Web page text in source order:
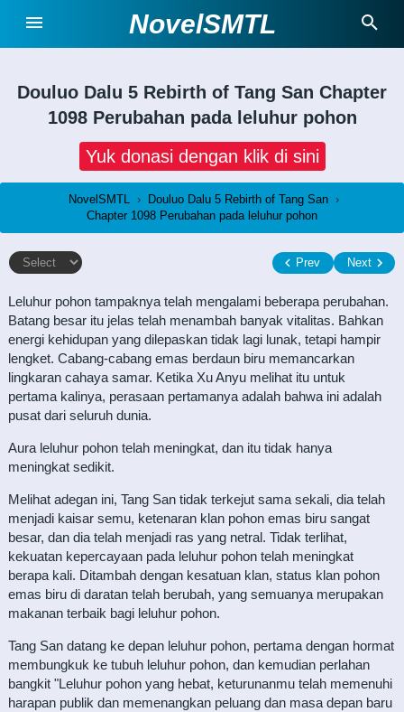
NovelSMTL
Douluo Dalu 5 Rebirth of Tang San Chapter
1098 Perubahan pada leluhur pohon
Yuk donasi dengan klik di sini
NovelSMTL › Douluo Dalu 5 Rebirth of Tang San ›
Chapter 1098 Perubahan pada leluhur pohon
Prev Next
Leluhur pohon tampaknya telah mengalami beberapa perubahan.
Batang besar itu jelas telah menambah banyak vitalitas. Bahkan
energi kehidupan yang dilepaskan tidak lagi lunak, tetapi hampir
lengket. Cabang-cabang emas berdaun biru memancarkan
lingkaran cahaya samar. Ketika Xu Anyu melihat itu untuk
pertama kalinya, perasaan pertamanya adalah bahwa ini adalah
pusat dari seluruh dunia.
Aura leluhur pohon telah meningkat, dan itu tidak hanya
meningkat sedikit.
Melihat adegan ini, Tang San tidak terkejut sama sekali, dia telah
menjadi kaisar semu, ketenaran klan pohon emas biru sangat
besar, dan dia telah menjadi ras yang netral. Tidak terlihat,
kekuatan kepercayaan pada leluhur pohon telah meningkat
berapa kali. Ditambah dengan kesatuan klan, status klan pohon
emas biru di daratan telah berubah, yang semuanya merupakan
makanan terbaik bagi leluhur pohon.
Tang San datang ke depan leluhur pohon, pertama dengan hormat
membungkuk ke tubuh leluhur pohon, dan kemudian perlahan
bangkit "Leluhur pohon yang hebat, keturunanmu telah memenuhi
harapan publik dan memenangkan peluang dan masa depan baru